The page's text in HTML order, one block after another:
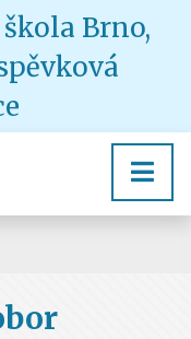
Brno,